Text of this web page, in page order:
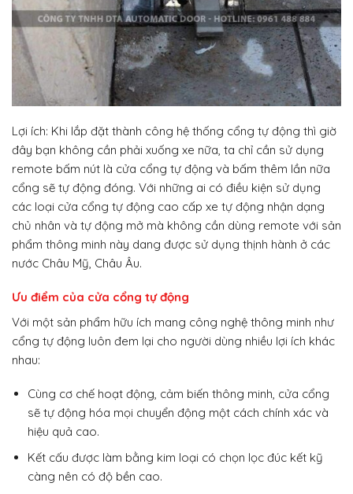
Lợi ích: Khi lắp đặt thành công hệ thống cổng tự động thì giờ
đây bạn không cần phải xuống xe nữa, ta chỉ cần sử dụng
remote bấm nút là cửa cổng tự động và bấm thêm lần nữa
cổng sẽ tự động đóng. Với những ai có điều kiện sử dụng
các loại cửa cổng tự động cao cấp xe tự động nhận dạng
chủ nhân và tự động mở mà không cần dùng remote với sản
phẩm thông minh này dang được sử dụng thịnh hành ở các
nước Châu Mỹ, Châu Âu.
Ưu điểm của cửa cổng tự động
Với một sản phẩm hữu ích mang công nghệ thông minh như
cổng tự động luôn đem lại cho người dùng nhiều lợi ích khác
nhau:
Cùng cơ chế hoạt động, cảm biến thông minh, cửa cổng
sẽ tự động hóa mọi chuyển động một cách chính xác và
hiệu quả cao.
Kết cấu được làm bằng kim loại có chọn lọc đúc kết kỹ
càng nên có độ bền cao.